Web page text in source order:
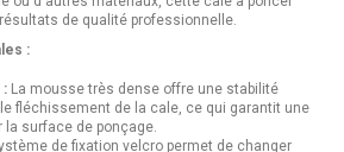
de qualité professionnelle.
:
: La mousse très dense offre une stabilité
fléchissement de la cale, ce qui garantit une
surface de ponçage.
de fixation velcro permet de changer